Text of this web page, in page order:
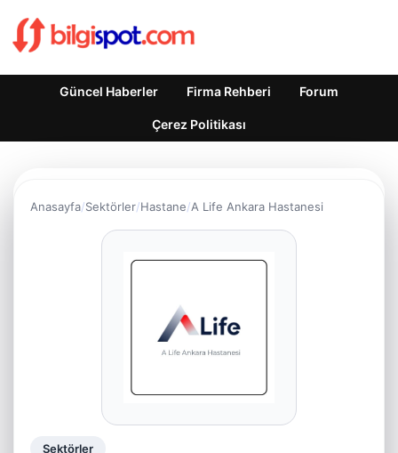
Güncel Haberler Firma Rehberi Forum
Çerez Politikası
Anasayfa Sektörler Hastane A Life Ankara Hastanesi
Sektörler